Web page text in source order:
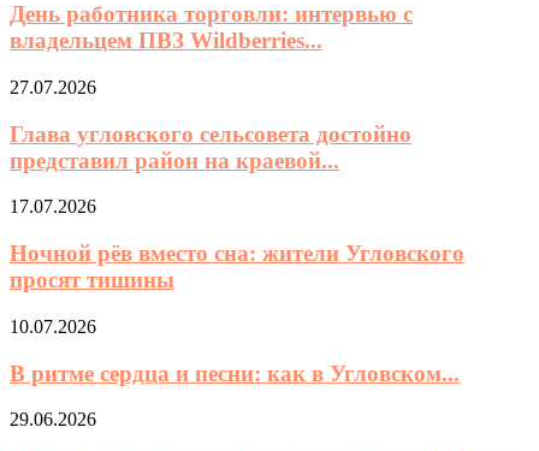
День работника торговли: интервью с
владельцем ПВЗ Wildberries...
27.07.2026
Глава угловского сельсовета достойно
представил район на краевой...
17.07.2026
Ночной рёв вместо сна: жители Угловского
просят тишины
10.07.2026
В ритме сердца и песни: как в Угловском...
29.06.2026